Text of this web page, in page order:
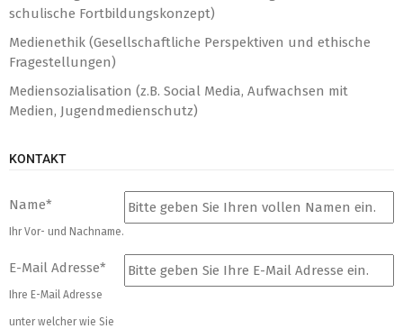
schulische Fortbildungskonzept)
Medienethik (Gesellschaftliche Perspektiven und ethische
Fragestellungen)
Mediensozialisation (z.B. Social Media, Aufwachsen mit
Medien, Jugendmedienschutz)
KONTAKT
Name*
Ihr Vor- und Nachname.
E-Mail Adresse*
Ihre E-Mail Adresse
unter welcher wie Sie